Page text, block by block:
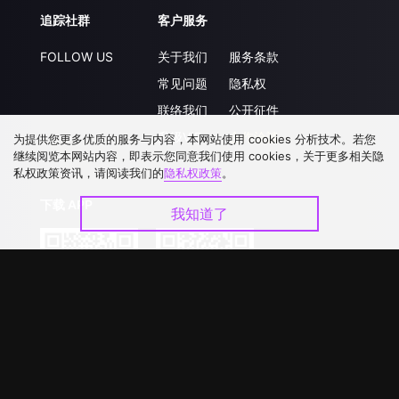
追踪社群
FOLLOW US
客户服务
关于我们
常见问题
联络我们
升级VIP
服务条款
隐私权
公开征件
合作洽談
为提供您更多优质的服务与内容，本网站使用 cookies 分析技术。若您
继续阅览本网站内容，即表示您同意我们使用 cookies，关于更多相关隐
私权政策资讯，请阅读我们的隐私权政策。
我知道了